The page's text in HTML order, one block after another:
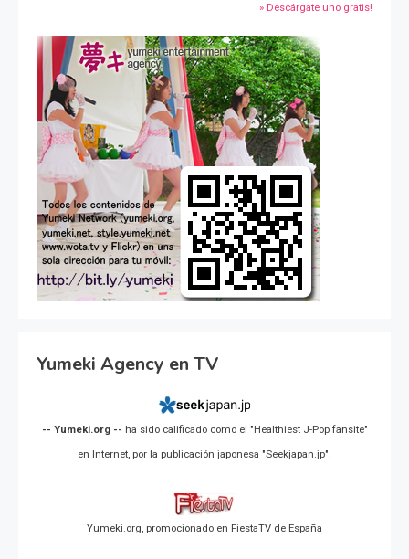
» Descárgate uno gratis!
Yumeki Agency en TV
-- Yumeki.org -- ha sido calificado como el "Healthiest J-Pop fansite"
en Internet, por la publicación japonesa "Seekjapan.jp".
Yumeki.org, promocionado en FiestaTV de España